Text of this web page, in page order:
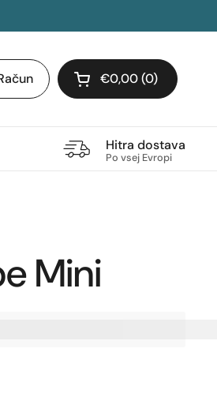
Odpri voziček
€0,00 0
Hitra dostava
Po vsej Evropi
Mini